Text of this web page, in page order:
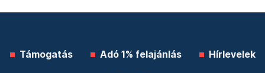
Támogatás Adó 1% felajánlás Hírlevelek